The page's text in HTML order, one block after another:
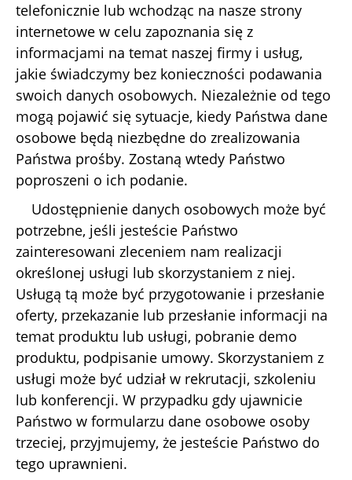
telefonicznie lub wchodząc na nasze strony
internetowe w celu zapoznania się z
informacjami na temat naszej firmy i usług,
jakie świadczymy bez konieczności podawania
swoich danych osobowych. Niezależnie od tego
mogą pojawić się sytuacje, kiedy Państwa dane
osobowe będą niezbędne do zrealizowania
Państwa prośby. Zostaną wtedy Państwo
poproszeni o ich podanie.
Udostępnienie danych osobowych może być
potrzebne, jeśli jesteście Państwo
zainteresowani zleceniem nam realizacji
określonej usługi lub skorzystaniem z niej.
Usługą tą może być przygotowanie i przesłanie
oferty, przekazanie lub przesłanie informacji na
temat produktu lub usługi, pobranie demo
produktu, podpisanie umowy. Skorzystaniem z
usługi może być udział w rekrutacji, szkoleniu
lub konferencji. W przypadku gdy ujawnicie
Państwo w formularzu dane osobowe osoby
trzeciej, przyjmujemy, że jesteście Państwo do
tego uprawnieni.